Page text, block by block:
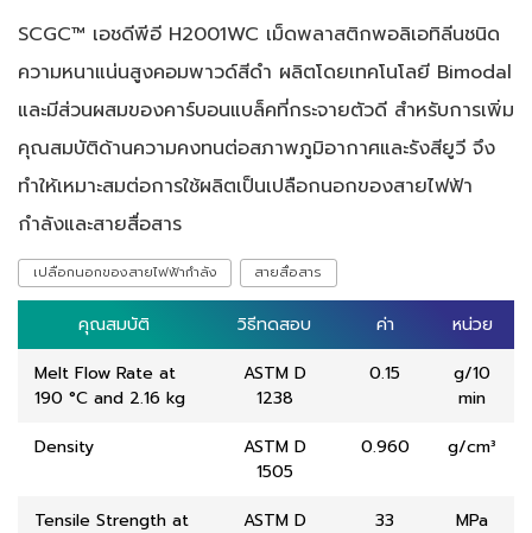
SCGC™ เอชดีพีอี H2001WC เม็ดพลาสติกพอลิเอทิลีนชนิด
ความหนาแน่นสูงคอมพาวด์สีดำ ผลิตโดยเทคโนโลยี Bimodal
และมีส่วนผสมของคาร์บอนแบล็คที่กระจายตัวดี สำหรับการเพิ่ม
คุณสมบัติด้านความคงทนต่อสภาพภูมิอากาศและรังสียูวี จึง
ทำให้เหมาะสมต่อการใช้ผลิตเป็นเปลือกนอกของสายไฟฟ้า
กำลังและสายสื่อสาร
เปลือกนอกของสายไฟฟ้ากำลัง สายสื่อสาร
คุณสมบัติ วิธีทดสอบ ค่า
หน่วย
Melt Flow Rate at
190 °C and 2.16 kg
ASTM D
1238
0.15
g/10
min
Density
ASTM D
1505
0.960 g/cm³
Tensile Strength at
ASTM D
33 MPa
คุณสมบัติ วิธีทดสอบ ค่า หน่วย